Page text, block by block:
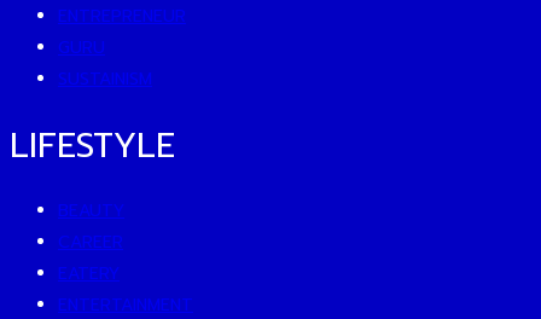
ENTREPRENEUR
GURU
SUSTAINISM
LIFESTYLE
BEAUTY
CAREER
EATERY
ENTERTAINMENT